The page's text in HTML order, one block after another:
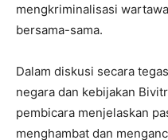
mengkriminalisasi
bersama-sama.
Dalam diskusi secara
negara dan kebijakan
pembicara menjelaskan
menghambat dan